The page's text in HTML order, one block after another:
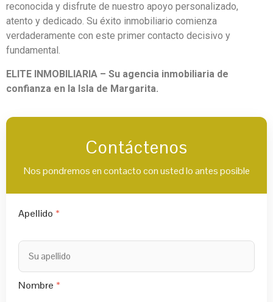
reconocida y disfrute de nuestro apoyo personalizado,
atento y dedicado. Su éxito inmobiliario comienza
verdaderamente con este primer contacto decisivo y
fundamental.
ELITE INMOBILIARIA – Su agencia inmobiliaria de
confianza en la Isla de Margarita.
Contáctenos
Nos pondremos en contacto con usted lo antes posible
Apellido
Nombre